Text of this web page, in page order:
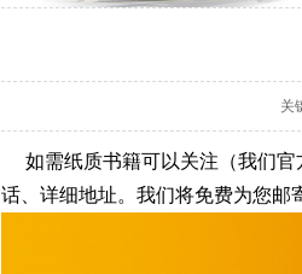
关
如需纸质书籍可以关注（我们
话、详细地址。我们将免费为您邮